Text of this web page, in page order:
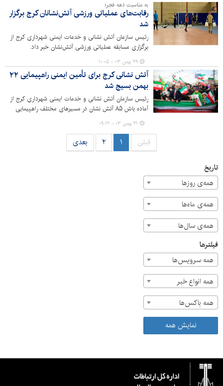
به مناسبت دهه فجر؛
رقابت‌های عملیاتی ورزشی آتش‌نشانان کرج برگزار
شد
رئیس سازمان آتش نشانی و خدمات ایمنی شهرداری کرج از
برگزاری مسابقه عملیاتی ورزشی آتش‌نشان خبر داد.
۲۹ بهمن ۰۳ - ۱۰:۰۵
آتش نشانی کرج برای تأمین ایمنی راهپیمایی ۲۲
بهمن بسیج شد
رئیس سازمان آتش نشانی و خدمات ایمنی شهرداری کرج از
آماده باش ۸۵ آتش نشان در مسیرهای مختلف راهپیمایی
داد.
۲۱ بهمن ۰۳ - ۰۹:۱۲
قبلی ۱ ۲ بعدی
تاریخ
همه‌ی روزها
همه‌ی ماه‌ها
همه‌ی سال‌ها
فیلترها
همه سرویس‌ها
همه انواع خبر
همه باکس‌ها
نمایش همه